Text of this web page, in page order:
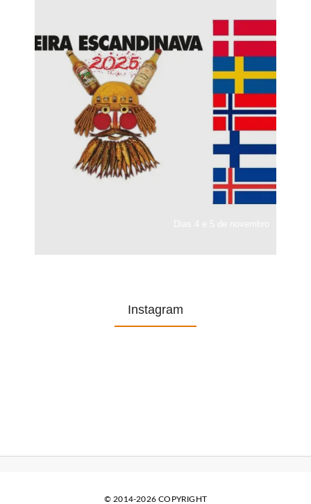
Instagram
© 2014-2026 COPYRIGHT